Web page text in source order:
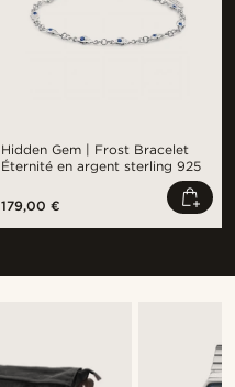
Hidden Gem | Frost Bracelet
Éternité en argent sterling 925
179,00 €